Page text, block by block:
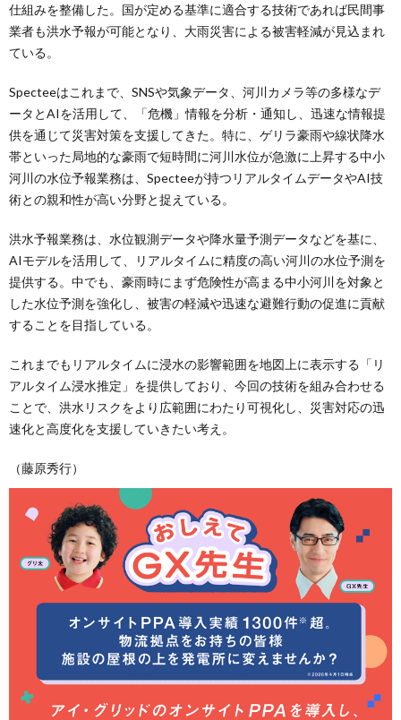
仕組みを整備した。国が定める基準に適合する技術であれば民間事
業者も洪水予報が可能となり、大雨災害による被害軽減が見込まれ
ている。
Specteeはこれまで、SNSや気象データ、河川カメラ等の多様なデ
ータとAIを活用して、「危機」情報を分析・通知し、迅速な情報提
供を通じて災害対策を支援してきた。特に、ゲリラ豪雨や線状降水
帯といった局地的な豪雨で短時間に河川水位が急激に上昇する中小
河川の水位予報業務は、Specteeが持つリアルタイムデータやAI技
術との親和性が高い分野と捉えている。
洪水予報業務は、水位観測データや降水量予測データなどを基に、
AIモデルを活用して、リアルタイムに精度の高い河川の水位予測を
提供する。中でも、豪雨時にまず危険性が高まる中小河川を対象と
した水位予測を強化し、被害の軽減や迅速な避難行動の促進に貢献
することを目指している。
これまでもリアルタイムに浸水の影響範囲を地図上に表示する「リ
アルタイム浸水推定」を提供しており、今回の技術を組み合わせる
ことで、洪水リスクをより広範囲にわたり可視化し、災害対応の迅
速化と高度化を支援していきたい考え。
（藤原秀行）